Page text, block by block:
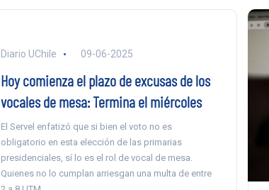
Diario UChile 09-06-2025
Hoy comienza el plazo de excusas de los
vocales de mesa: Termina el miércoles
El Servel enfatizó que si bien el voto no es
obligatorio en esta elección de las primarias
presidenciales, sí lo es el rol de vocal de mesa.
Quienes no lo cumplan arriesgan una multa de entre